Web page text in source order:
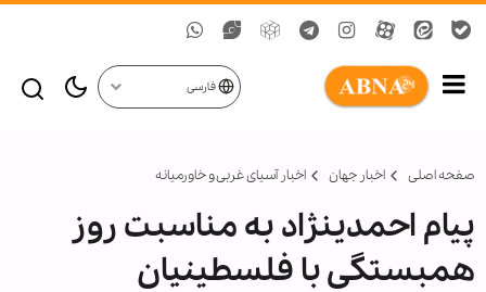
فارسی
صفحه اصلی اخبار جهان اخبار آسیای غربی و خاورمیانه
پیام احمدي‎نژاد به مناسبت روز
همبستگی با فلسطینيان